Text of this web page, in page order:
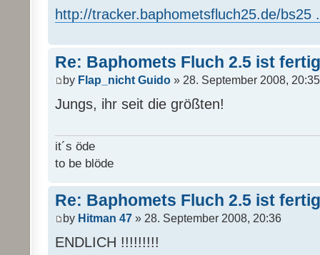
http://tracker.baphometsfluch25.de/bs25
Re: Baphomets Fluch 2.5 ist fertig
by Flap_nicht Guido » 28. September 2008, 20:35
Jungs, ihr seit die größten!
it´s öde
to be blöde
Re: Baphomets Fluch 2.5 ist fertig
by Hitman 47 » 28. September 2008, 20:36
ENDLICH !!!!!!!!!